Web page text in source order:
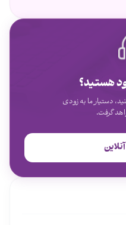
هستید؟
دستیار ما به زودی
گرفت.